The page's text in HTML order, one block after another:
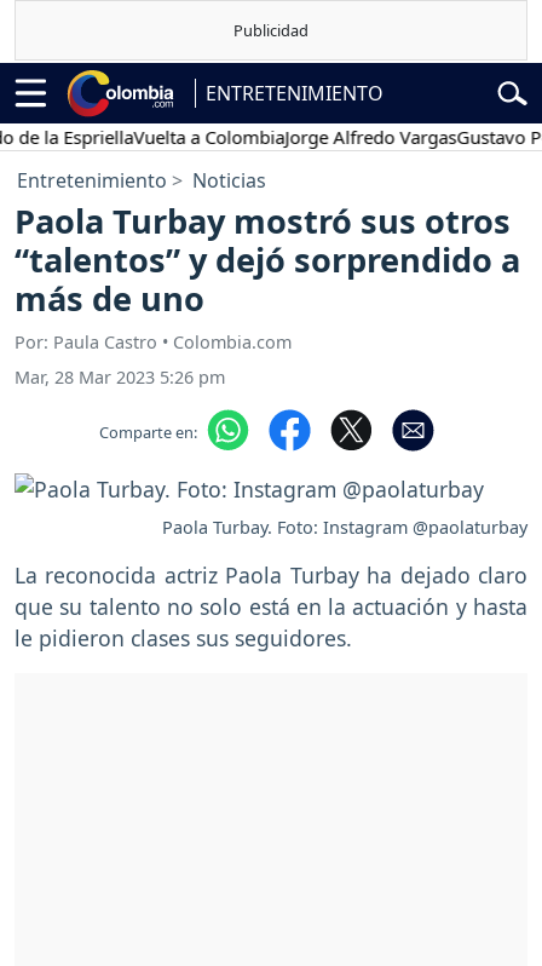
ENTRETENIMIENTO
EspriellaVuelta a ColombiaJorge Alfredo VargasGustavo Petro
Entretenimiento Noticias
Paola Turbay mostró sus otros
“talentos” y dejó sorprendido a
más de uno
Por: Paula Castro • Colombia.com
Mar, 28 Mar 2023 5:26 pm
Comparte en:
Paola Turbay. Foto: Instagram @paolaturbay
La reconocida actriz Paola Turbay ha dejado claro
que su talento no solo está en la actuación y hasta
le pidieron clases sus seguidores.